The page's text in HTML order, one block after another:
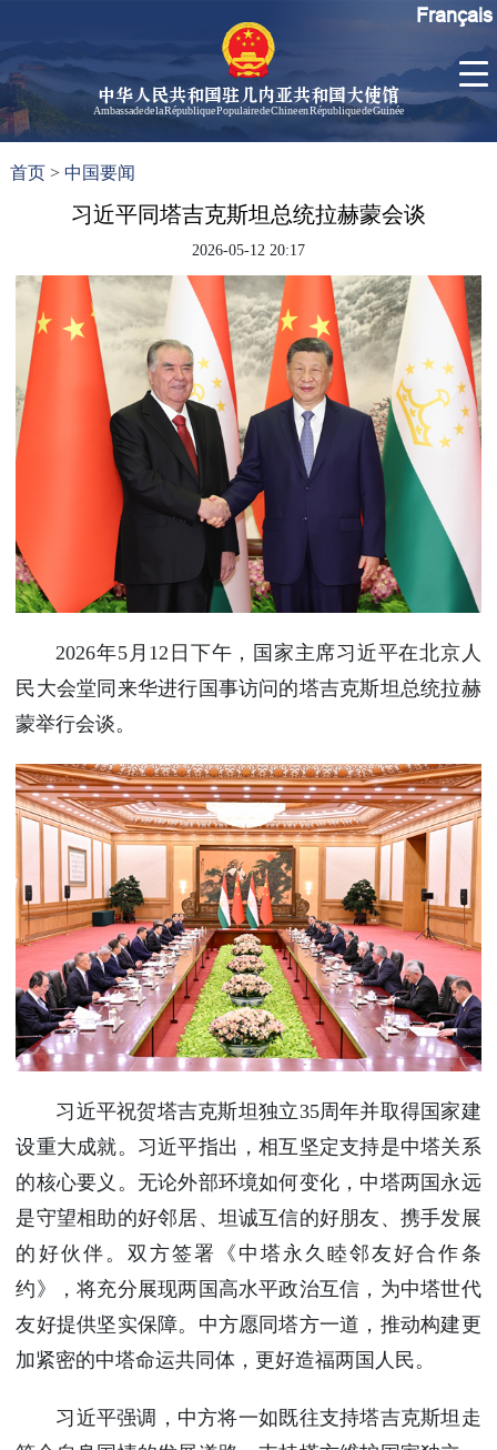
中华人民共和国驻几内亚共和国大使馆
Ambassade de la République Populaire de Chine en République de Guinée
大使信
使欢迎
辞
孙勇大
使简历
中国历
任驻几
内亚大
使馆信
使馆领
导及部
人
联系方
影
几
Français
首页 >中国要闻
习近平同塔吉克斯坦总统拉赫蒙会谈
2026-05-12 20:17
2026年5月12日下午，国家主席习近平在北京人
民大会堂同来华进行国事访问的塔吉克斯坦总统拉赫
蒙举行会谈。
习近平祝贺塔吉克斯坦独立35周年并取得国家建
设重大成就。习近平指出，相互坚定支持是中塔关系
的核心要义。无论外部环境如何变化，中塔两国永远
是守望相助的好邻居、坦诚互信的好朋友、携手发展
的好伙伴。双方签署《中塔永久睦邻友好合作条
约》，将充分展现两国高水平政治互信，为中塔世代
友好提供坚实保障。中方愿同塔方一道，推动构建更
加紧密的中塔命运共同体，更好造福两国人民。
习近平强调，中方将一如既往支持塔吉克斯坦走